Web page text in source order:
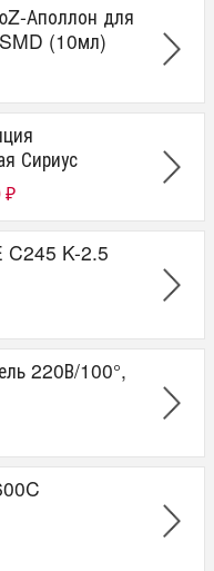
Аполлон для
(10мл)
Сириус
₽
C245 K-2.5
220В/100°,